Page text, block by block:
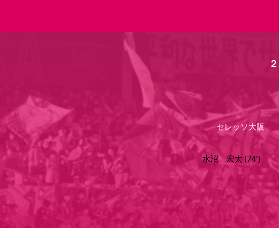
メディア情報 アクセス アカデミー
歴代所属選手
販売スケジュール 法人
特定興行入場券 譲渡サービス
初めて観戦ガイド キッズ向けサービス グルメ マッチデープログラム
観戦マ
ビジターサポーター観戦ガイド
公式アプリ
YANMAR HANASAKA STADIUM DAZNで観戦 アウェイツアー
シーズン記録
セレッソ大阪VISAカード サポートスタッフ セレッソ
Lise（ライセンスビジネス）
サステナビリティポリシー インパクトレポート 活動レポート
取り組み実績
長居公園 セレッソフットサルパーク セレッソフットサルパーク長居
セレッ
YANMAR HANASAKA STADIUM
セレッソ大阪アカデミー 子供のサッカースクー
その他スポーツクラブ
SAKURA POINT Program まいセ
チケット パ
セレッソ大阪